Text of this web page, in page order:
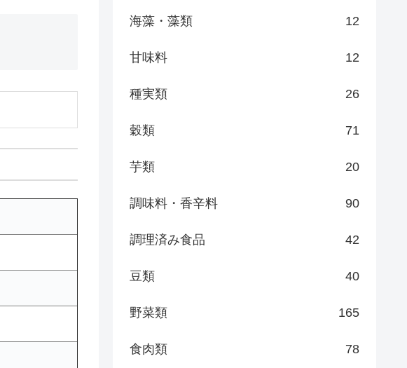
海藻・藻類 12
甘味料 12
種実類 26
穀類 71
芋類 20
調味料・香辛料 90
調理済み食品 42
豆類 40
野菜類 165
食肉類 78